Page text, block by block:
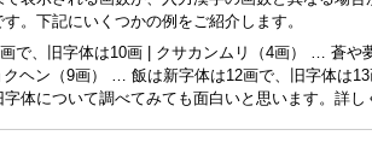
。下記にいくつかの例をご紹介します。
で、旧字体は10画 | クサカンムリ（4画） … 蒼
ヘン（9画） … 飯は新字体は12画で、旧字体は
体について調べてみても面白いと思います。詳し